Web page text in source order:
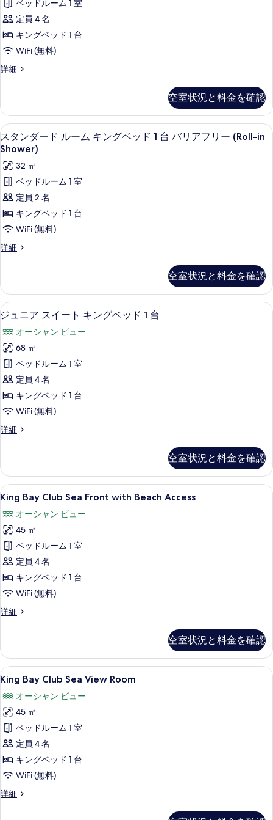
写
真
を
表
示
る
ド
2
台
シ
ー
ー
の
す
べ
て
の
写
真
を
表
す
る
グ
ル
ベ
ッ
ド
台
ビ
ュ
ー
の
詳
細
ム
ス
イ
ー
ト
ベ
ッ
ド
ル
ー
ム
の
す
べ
て
真
を
表
示
す
る
ベッドルーム 1 室
定員 4 名
キングベッド 1 台
WiFi (無料)
詳細
プ
ム
ス
イ
ー
ベ
ッ
ド
ル
ム
の
詳
空室状況と料金を確認
ス
タ
ン
ダ
ー
ド
ル
ー
ン
グ
ベ
ッ
ド
台
バ
リ
ア
ー
(Roll-
Shower)
の
す
べ
て
の
写
表
示
す
る
低刺激性寝具、ミニバー、セーフテ
6
スタンダード ルーム キングベッド 1 台 バリアフリー (Roll-in
Shower)
32 ㎡
ベッドルーム 1 室
定員 2 名
キングベッド 1 台
WiFi (無料)
詳細
ス
ー
ド
ル
ム
キ
ン
グ
ベ
ッ
ド
バ
フ
リ
ー
(Roll-
in
Shower)
の
詳
空室状況と料金を確認
ジ
ュ
ニ
ア
ス
イ
ー
ト
キ
グ
ベ
ッ
ド
1
台
の
す
べ
て
真
を
示
す
る
ジュニア スイート キングベッド 1
6
ジュニア スイート キングベッド 1 台
オーシャン ビュー
68 ㎡
ベッドルーム 1 室
定員 4 名
キングベッド 1 台
WiFi (無料)
詳細
ジ
ス
イ
ー
キ
ン
グ
ベ
ッ
ド
台
詳
空室状況と料金を確認
King
Bay
Club
Sea
Front
with
Beach
Access
す
て
の
写
真
を
表
示
す
る
42 インチの液晶テレビ (デジタル放
8
King Bay Club Sea Front with Beach Access
オーシャン ビュー
45 ㎡
ベッドルーム 1 室
定員 4 名
キングベッド 1 台
WiFi (無料)
詳細
King
Front
with
Beach
Access
の
詳
細
空室状況と料金を確認
King
Bay
Club
Sea
View
Room
の
す
べ
King Bay Club Sea View Room | 低
6
King Bay Club Sea View Room
オーシャン ビュー
45 ㎡
ベッドルーム 1 室
定員 4 名
キングベッド 1 台
WiFi (無料)
詳細
King